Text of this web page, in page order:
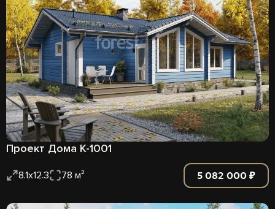
Проект Дома К-1001
8.1х12.3 78 м² 5 082 000 ₽